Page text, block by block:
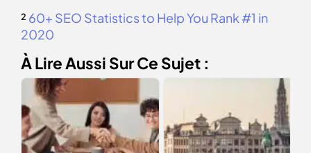
² 60+ SEO Statistics to Help You Rank #1 in
2020
À Lire Aussi Sur Ce Sujet :